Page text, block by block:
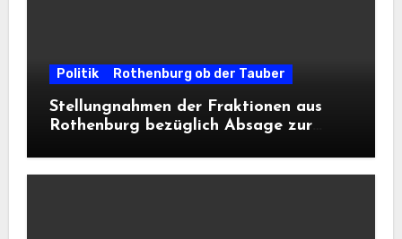
Politik Rothenburg ob der Tauber
Stellungnahmen der Fraktionen aus
Rothenburg bezüglich Absage zur